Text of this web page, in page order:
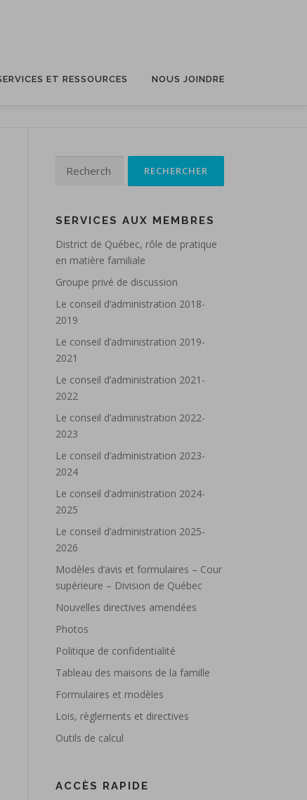
ET RESSOURCES NOUS JOINDRE
SERVICES AUX MEMBRES
District de Québec, rôle de pratique
en matière familiale
Groupe privé de discussion
Le conseil d’administration 2018-
2019
Le conseil d’administration 2019-
2021
Le conseil d’administration 2021-
2022
Le conseil d’administration 2022-
2023
Le conseil d’administration 2023-
2024
Le conseil d’administration 2024-
2025
Le conseil d’administration 2025-
2026
Modèles d’avis et formulaires – Cour
supérieure – Division de Québec
Nouvelles directives amendées
Photos
Politique de confidentialité
Tableau des maisons de la famille
Formulaires et modèles
Lois, règlements et directives
Outils de calcul
ACCÈS RAPIDE